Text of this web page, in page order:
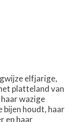
elfjarige,
platteland van
wazige
bijen houdt, haar
en haar